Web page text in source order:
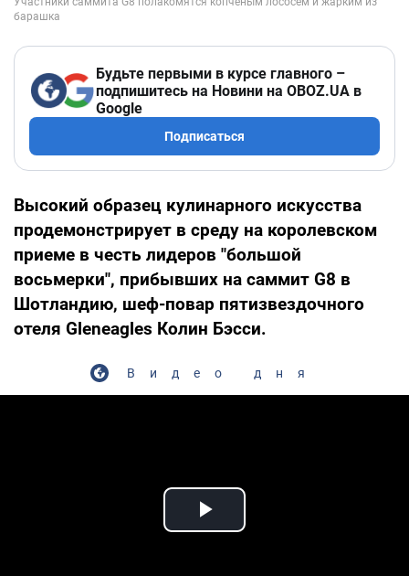
Будьте первыми в курсе главного –
подпишитесь на Новини на OBOZ.UA в
Google
Подписаться
Высокий образец кулинарного искусства
продемонстрирует в среду на королевском
приеме в честь лидеров "большой
восьмерки", прибывших на саммит G8 в
Шотландию, шеф-повар пятизвездочного
отеля Gleneagles Колин Бэсси.
Видео дня
Play Video